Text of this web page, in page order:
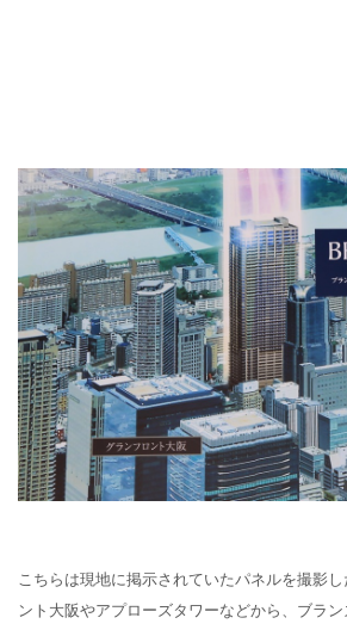
こちらは現地に掲示されていたパネルを撮影
ント大阪やアプローズタワーなどから、ブラ